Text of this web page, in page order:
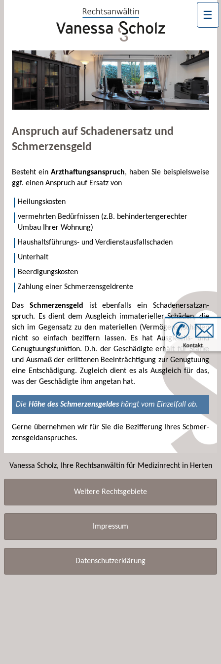
Anspruch auf Schaden­er­satz und
Schmer­zens­geld
Besteht ein Arzthaftungsanspruch, haben Sie beispiels­weise
ggf. einen An­spruch auf Er­satz von
Heilungskosten
vermehrten Bedürfnissen (z.B. behindertengerechter
Umbau Ihrer Wohnung)
Haushaltsführungs- und Verdienstausfallschaden
Unterhalt
Beerdigungskosten
Zahlung einer Schmerzensgeldrente
Das Schmerzensgeld
ist ebenfalls ein Schaden­ersatz­an­
spruch. Es dient dem Aus­gleich immaterieller Schäden, die
sich im Gegensatz zu den materiellen (Vermögens-)schäden
nicht so einfach beziffern lassen. Es hat Ausgleichs- und
Genugtuungsfunktion. D.h. der Ge­schädigte erhält für Stärke
und Ausmaß der erlittenen Beeinträchtigung zur Genugtuung
eine Ent­schädigung. Zugleich dient es als Ausgleich für das,
was der Geschädigte ihm angetan hat.
Die Höhe des Schmerzensgeldes hängt vom Einzelfall ab.
Gerne übernehmen wir für Sie die Bezifferung Ihres Schmer­
zens­geld­an­spruches.
Vanessa Scholz, Ihre Rechtsanwältin für Medizinrecht in Herten
Weitere Rechtsgebiete
Impressum
Datenschutzerklärung
☰